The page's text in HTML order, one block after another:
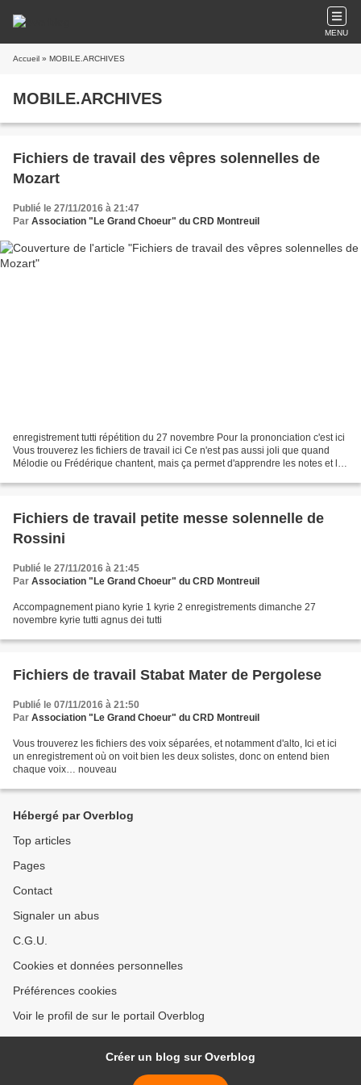
MENU
Accueil » MOBILE.ARCHIVES
MOBILE.ARCHIVES
Fichiers de travail des vêpres solennelles de
Mozart
Publié le 27/11/2016 à 21:47
Par Association "Le Grand Choeur" du CRD Montreuil
enregistrement tutti répétition du 27 novembre Pour la prononciation c'est ici
Vous trouverez les fichiers de travail ici Ce n'est pas aussi joli que quand
Mélodie ou Frédérique chantent, mais ça permet d'apprendre les notes et le
Fichiers de travail petite messe solennelle de
Rossini
Publié le 27/11/2016 à 21:45
Par Association "Le Grand Choeur" du CRD Montreuil
Accompagnement piano kyrie 1 kyrie 2 enregistrements dimanche 27
novembre kyrie tutti agnus dei tutti
Fichiers de travail Stabat Mater de Pergolese
Publié le 07/11/2016 à 21:50
Par Association "Le Grand Choeur" du CRD Montreuil
Vous trouverez les fichiers des voix séparées, et notamment d'alto, Ici et ici
un enregistrement où on voit bien les deux solistes, donc on entend bien
chaque voix… nouveau
Hébergé par Overblog
Top articles
Pages
Contact
Signaler un abus
C.G.U.
Cookies et données personnelles
Préférences cookies
Voir le profil de sur le portail Overblog
Créer un blog sur Overblog